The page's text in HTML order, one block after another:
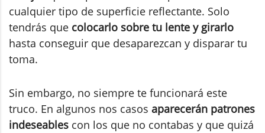
cualquier tipo de superficie reflectante. Solo
tendrás que colocarlo sobre tu lente y girarlo
hasta conseguir que desaparezcan y disparar tu
toma.
Sin embargo, no siempre te funcionará este
truco. En algunos nos casos aparecerán patrones
indeseables con los que no contabas y que quizá